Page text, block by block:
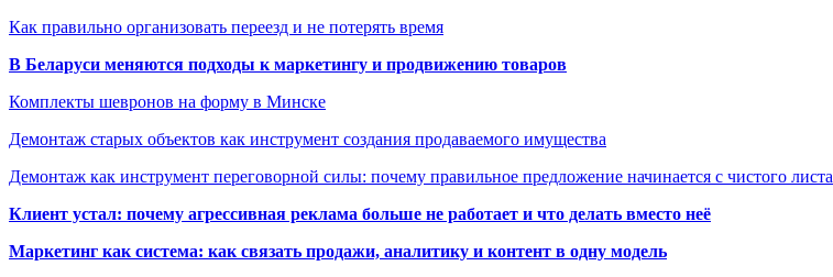
Как правильно организовать переезд и не потерять время
В Беларуси меняются подходы к маркетингу и продвижению товаров
Комплекты шевронов на форму в Минске
Демонтаж старых объектов как инструмент создания продаваемого имущества
Демонтаж как инструмент переговорной силы: почему правильное предложение начинается с чистого листа
Клиент устал: почему агрессивная реклама больше не работает и что делать вместо неё
Маркетинг как система: как связать продажи, аналитику и контент в одну модель